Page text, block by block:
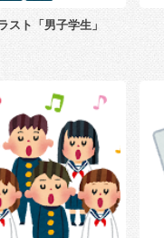
スト「男子学生」